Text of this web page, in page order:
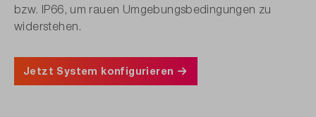
bzw. IP66, um rauen Umgebungsbedingungen zu
widerstehen.
Jetzt System konfigurieren